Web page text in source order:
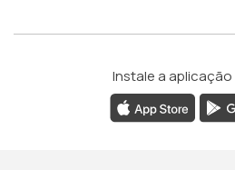
Instale a aplicação